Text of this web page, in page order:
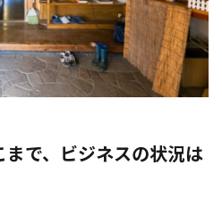
まで、ビジネスの状況は